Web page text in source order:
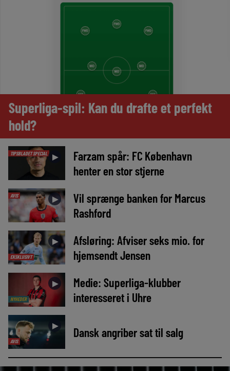
Superliga-spil: Kan du drafte et perfekt
hold?
TIPSBLADET SPECIAL ►
Farzam spår: FC København
henter en stor stjerne
AVIS ►
Vil sprænge banken for Marcus
Rashford
EKSKLUSIVT
►
Afsløring: Afviser seks mio. for
hjemsendt Jensen
NYHEDER
►
Medie: Superliga-klubber
interesseret i Uhre
AVIS
► Dansk angriber sat til salg